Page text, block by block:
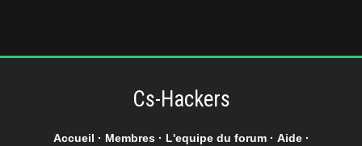
Cs-Hackers
Accueil · Membres· L'equipe du forum· Aide·